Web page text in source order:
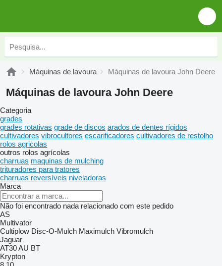
Máquinas de lavoura Máquinas de lavoura John Deere
Máquinas de lavoura John Deere
Categoria
grades
grades rotativas grade de discos arados de dentes rígidos
cultivadores vibrocultores escarificadores cultivadores de restolho
rolos agricolas
outros rolos agrícolas
charruas maquinas de mulching
trituradores para tratores
charruas reversíveis niveladoras
Marca
Não foi encontrado nada relacionado com este pedido
AS
Multivator
Cultiplow Disc-O-Mulch Maximulch Vibromulch
Jaguar
AT30AU BT
Krypton